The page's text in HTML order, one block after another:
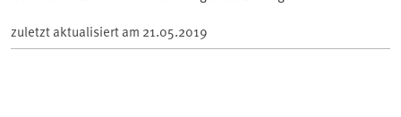
zuletzt aktualisiert am 21.05.2019